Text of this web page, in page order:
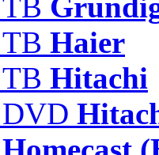
ТВ Haier
ТВ Hitachi